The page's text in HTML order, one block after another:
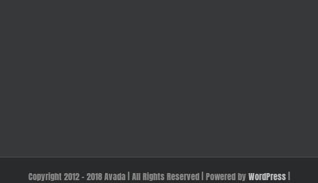
Copyright 2012 - 2018 Avada | All Rights Reserved | Powered byWordPress|